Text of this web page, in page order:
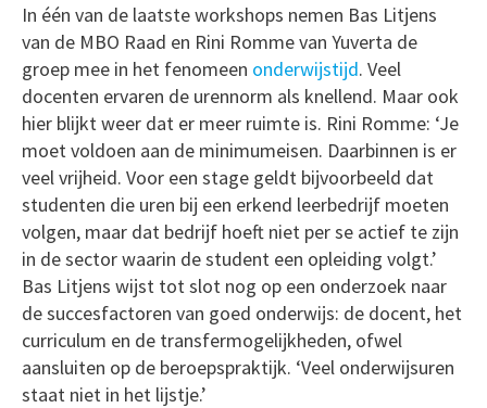
In één van de laatste workshops nemen Bas Litjens
van de MBO Raad en Rini Romme van Yuverta de
groep mee in het fenomeen onderwijstijd. Veel
docenten ervaren de urennorm als knellend. Maar ook
hier blijkt weer dat er meer ruimte is. Rini Romme: ‘Je
moet voldoen aan de minimumeisen. Daarbinnen is er
veel vrijheid. Voor een stage geldt bijvoorbeeld dat
studenten die uren bij een erkend leerbedrijf moeten
volgen, maar dat bedrijf hoeft niet per se actief te zijn
in de sector waarin de student een opleiding volgt.’
Bas Litjens wijst tot slot nog op een onderzoek naar
de succesfactoren van goed onderwijs: de docent, het
curriculum en de transfermogelijkheden, ofwel
aansluiten op de beroepspraktijk. ‘Veel onderwijsuren
staat niet in het lijstje.’